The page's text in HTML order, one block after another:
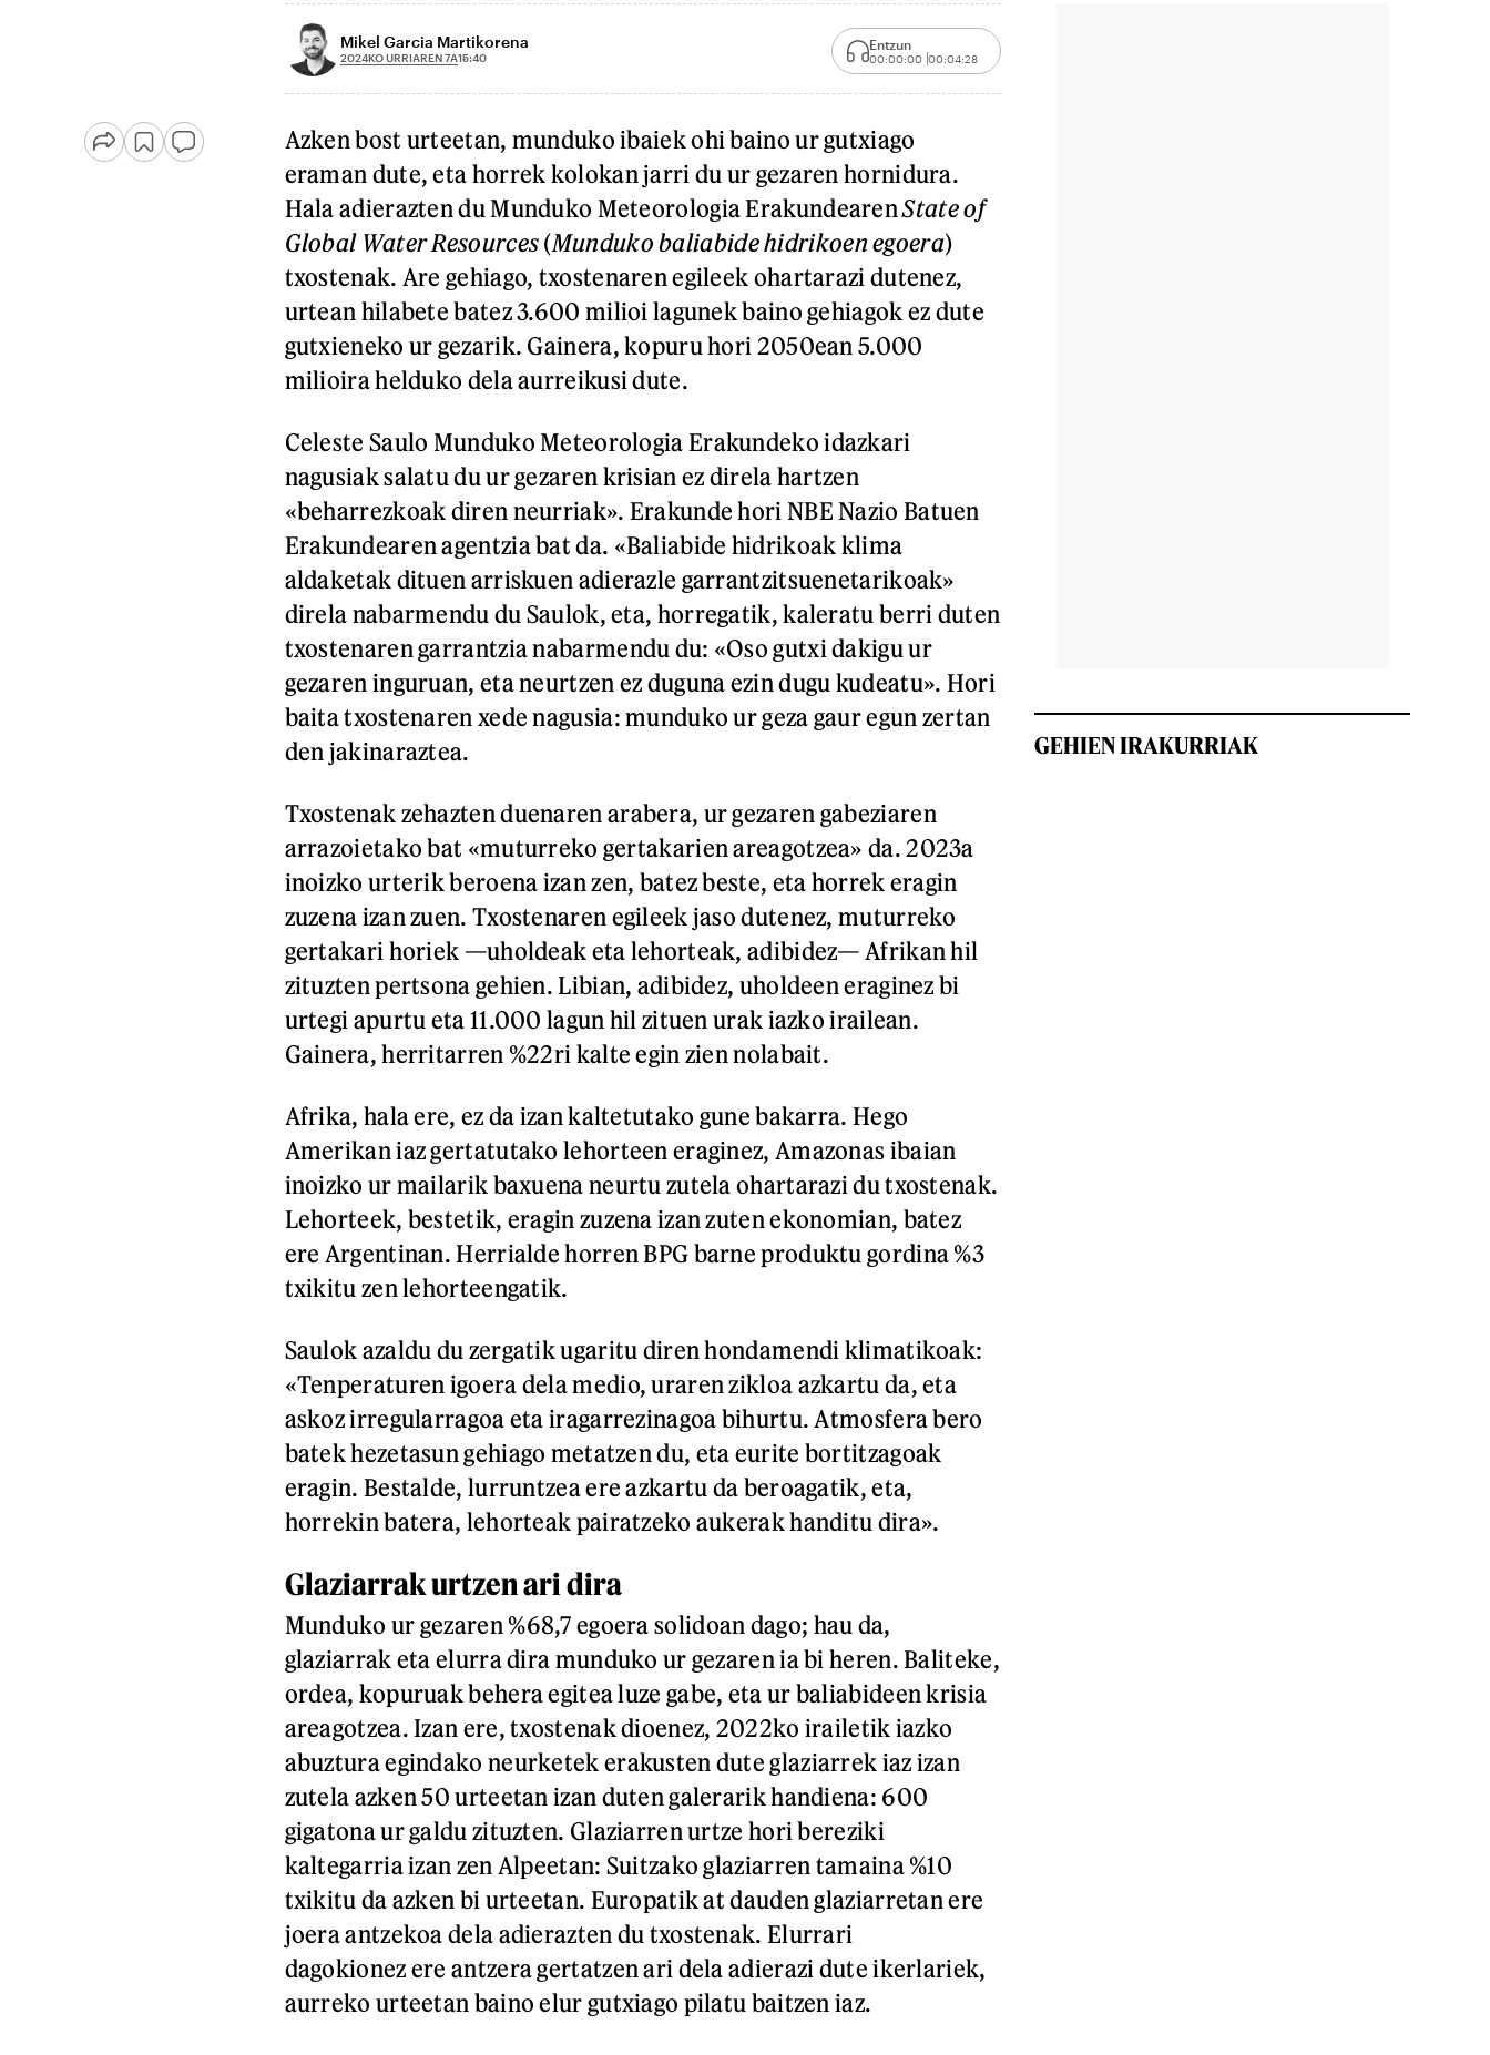
Mikel Garcia Martikorena
2024KO URRIAREN 7A15:40
Entzun
00:00:00 00:04:28
Azken bost urteetan, munduko ibaiek ohi baino ur gutxiago
eraman dute, eta horrek kolokan jarri du ur gezaren hornidura.
Hala adierazten du Munduko Meteorologia ErakundearenState of
Global Water Resources (Munduko baliabide hidrikoen egoera)
txostenak. Are gehiago, txostenaren egileek ohartarazi dutenez,
urtean hilabete batez 3.600 milioi lagunek baino gehiagok ez dute
gutxieneko ur gezarik. Gainera, kopuru hori 2050ean 5.000
milioira helduko dela aurreikusi dute.
Celeste Saulo Munduko Meteorologia Erakundeko idazkari
nagusiak salatu du ur gezaren krisian ez direla hartzen
«beharrezkoak diren neurriak». Erakunde hori NBE Nazio Batuen
Erakundearen agentzia bat da. «Baliabide hidrikoak klima
aldaketak dituen arriskuen adierazle garrantzitsuenetarikoak»
direla nabarmendu du Saulok, eta, horregatik, kaleratu berri duten
txostenaren garrantzia nabarmendu du: «Oso gutxi dakigu ur
gezaren inguruan, eta neurtzen ez duguna ezin dugu kudeatu». Hori
baita txostenaren xede nagusia: munduko ur geza gaur egun zertan
den jakinaraztea.
Txostenak zehazten duenaren arabera, ur gezaren gabeziaren
arrazoietako bat «muturreko gertakarien areagotzea» da. 2023a
inoizko urterik beroena izan zen, batez beste, eta horrek eragin
zuzena izan zuen. Txostenaren egileek jaso dutenez, muturreko
gertakari horiek —uholdeak eta lehorteak, adibidez— Afrikan hil
zituzten pertsona gehien. Libian, adibidez, uholdeen eraginez bi
urtegi apurtu eta 11.000 lagun hil zituen urak iazko irailean.
Gainera, herritarren %22ri kalte egin zien nolabait.
Afrika, hala ere, ez da izan kaltetutako gune bakarra. Hego
Amerikan iaz gertatutako lehorteen eraginez, Amazonas ibaian
inoizko ur mailarik baxuena neurtu zutela ohartarazi du txostenak.
Lehorteek, bestetik, eragin zuzena izan zuten ekonomian, batez
ere Argentinan. Herrialde horren BPG barne produktu gordina %3
txikitu zen lehorteengatik.
Saulok azaldu du zergatik ugaritu diren hondamendi klimatikoak:
«Tenperaturen igoera dela medio, uraren zikloa azkartu da, eta
askoz irregularragoa eta iragarrezinagoa bihurtu. Atmosfera bero
batek hezetasun gehiago metatzen du, eta eurite bortitzagoak
eragin. Bestalde, lurruntzea ere azkartu da beroagatik, eta,
horrekin batera, lehorteak pairatzeko aukerak handitu dira».
Glaziarrak urtzen ari dira
Munduko ur gezaren %68,7 egoera solidoan dago; hau da,
glaziarrak eta elurra dira munduko ur gezaren ia bi heren. Baliteke,
ordea, kopuruak behera egitea luze gabe, eta ur baliabideen krisia
areagotzea. Izan ere, txostenak dioenez, 2022ko irailetik iazko
abuztura egindako neurketek erakusten dute glaziarrek iaz izan
zutela azken 50 urteetan izan duten galerarik handiena: 600
gigatona ur galdu zituzten. Glaziarren urtze hori bereziki
kaltegarria izan zen Alpeetan: Suitzako glaziarren tamaina %10
txikitu da azken bi urteetan. Europatik at dauden glaziarretan ere
joera antzekoa dela adierazten du txostenak. Elurrari
dagokionez ere antzera gertatzen ari dela adierazi dute ikerlariek,
aurreko urteetan baino elur gutxiago pilatu baitzen iaz.
GEHIEN IRAKURRIAK